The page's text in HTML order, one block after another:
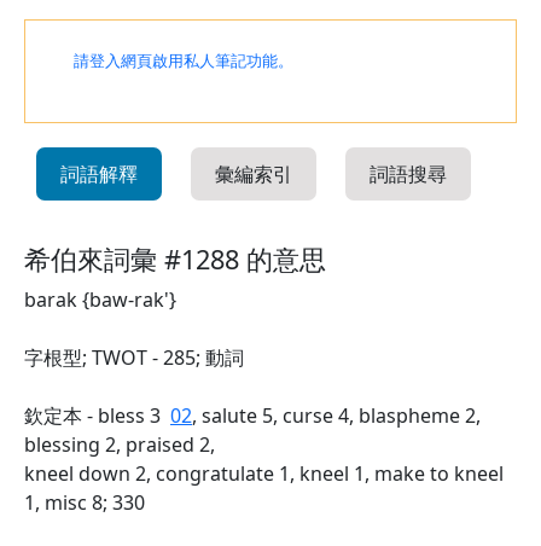
請登入網頁啟用私人筆記功能。
詞語解釋 彙編索引 詞語搜尋
希伯來詞彙 #1288 的意思
barak {baw-rak'}
字根型; TWOT - 285; 動詞
欽定本 - bless 3 02, salute 5, curse 4, blaspheme 2,
blessing 2, praised 2,
kneel down 2, congratulate 1, kneel 1, make to kneel
1, misc 8; 330